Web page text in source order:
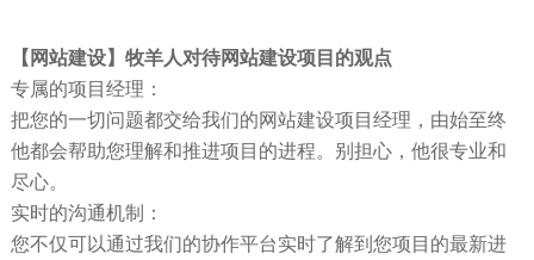
【网站建设】牧羊人对待网站建设项目的观点
专属的项目经理：
把您的一切问题都交给我们的网站建设项目经理，由始至终
他都会帮助您理解和推进项目的进程。别担心，他很专业和
尽心。
实时的沟通机制：
您不仅可以通过我们的协作平台实时了解到您项目的最新进